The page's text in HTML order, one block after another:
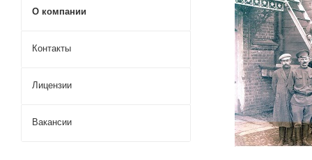
О компании
Контакты
Лицензии
Вакансии